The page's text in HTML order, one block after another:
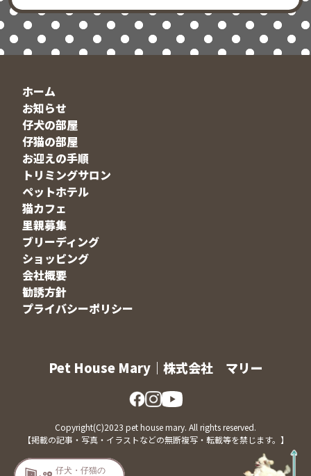
ホーム
お知らせ
仔犬の部屋
仔猫の部屋
お迎えの手順
トリミングサロン
ペットホテル
猫カフェ
里親募集
ブリーディング
ショッピング
会社概要
勧誘方針
プライバシーポリシー
Pet House Mary｜株式会社 マリー
Copyright(C)2023 pet house mary. All rights reserved.
【掲載の記事・写真・イラストなどの無断複写・転載等を禁じます。】